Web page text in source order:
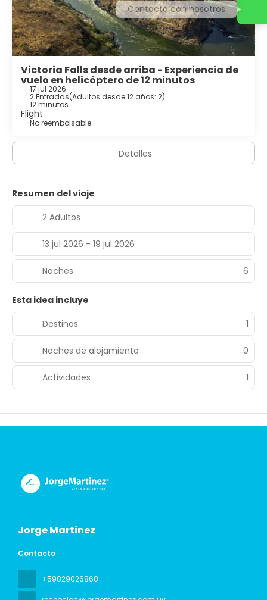
Victoria Falls desde arriba - Experiencia de
vuelo en helicóptero de 12 minutos
17 jul 2026
2 Entradas(Adultos desde 12 años: 2)
12 minutos
Flight
No reembolsable
Detalles
Resumen del viaje
2 Adultos
13 jul 2026 - 19 jul 2026
Noches 6
Esta idea incluye
Destinos
1
Noches de alojamiento 0
Actividades 1
Jorge Martinez
Contacto
+59829026868
Contacta con nosotros